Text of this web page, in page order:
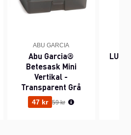
ABU GARCIA
Abu Garcia®
Betesask Mini
Vertikal -
Transparent Grå
47 kr Ordinarie pris:
59 kr